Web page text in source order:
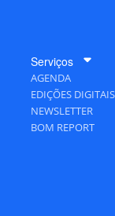
Serviços
AGENDA
EDIÇÕES DIGITAIS
NEWSLETTER
BOM REPORT